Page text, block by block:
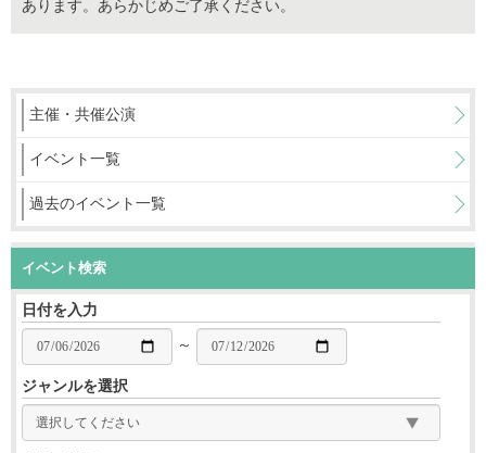
あります。あらかじめご了承ください。
主催・共催公演
イベント一覧
過去のイベント一覧
イベント検索
日付を入力
～
ジャンルを選択